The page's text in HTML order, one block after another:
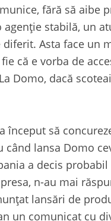
fără să aibe
stabilă, un
Asta face un
că e vorba de
Domo, dacă
început să
lansa Domo
a decis
n-au mai
lansări de
un comunicat cu